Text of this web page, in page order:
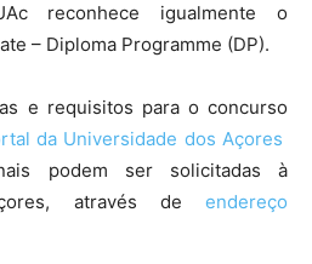
reconhece igualmente o
– Diploma Programme (DP).
e requisitos para o concurso
da Universidade dos Açores
podem ser solicitadas à
através de endereço